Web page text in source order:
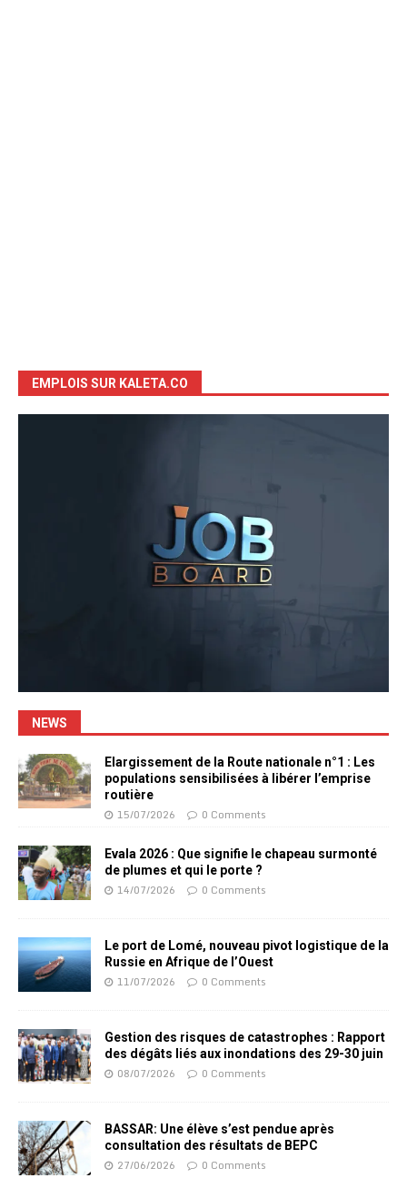
EMPLOIS SUR KALETA.CO
NEWS
Elargissement de la Route nationale n°1 : Les
populations sensibilisées à libérer l’emprise
routière
15/07/2026 0 Comments
Evala 2026 : Que signifie le chapeau surmonté
de plumes et qui le porte ?
14/07/2026 0 Comments
Le port de Lomé, nouveau pivot logistique de la
Russie en Afrique de l’Ouest
11/07/2026 0 Comments
Gestion des risques de catastrophes : Rapport
des dégâts liés aux inondations des 29-30 juin
08/07/2026 0 Comments
BASSAR: Une élève s’est pendue après
consultation des résultats de BEPC
27/06/2026 0 Comments